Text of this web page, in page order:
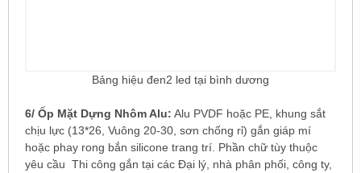
Bảng hiệu đen2 led tại bình dương
6/ Ốp Mặt Dựng Nhôm Alu: Alu PVDF hoặc PE, khung sắt
chịu lực (13*26, Vuông 20-30, sơn chống rỉ) gắn giáp mí
hoặc phay rong bắn silicone trang trí. Phần chữ tùy thuộc
yêu cầu Thi công gắn tại các Đại lý, nhà phân phối, công ty,